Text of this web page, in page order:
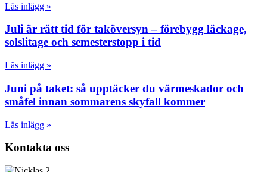
Läs inlägg »
Juli är rätt tid för taköversyn – förebygg läckage,
solslitage och semesterstopp i tid
Läs inlägg »
Juni på taket: så upptäcker du värmeskador och
småfel innan sommarens skyfall kommer
Läs inlägg »
Kontakta oss